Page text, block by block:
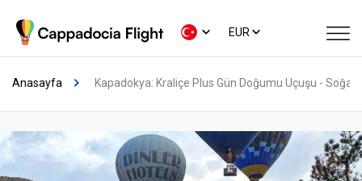
EUR
Anasayfa Kapadokya: Kraliçe Plus Gün Doğumu Uçuşu -
✦Yapay zekâ asistanı ×